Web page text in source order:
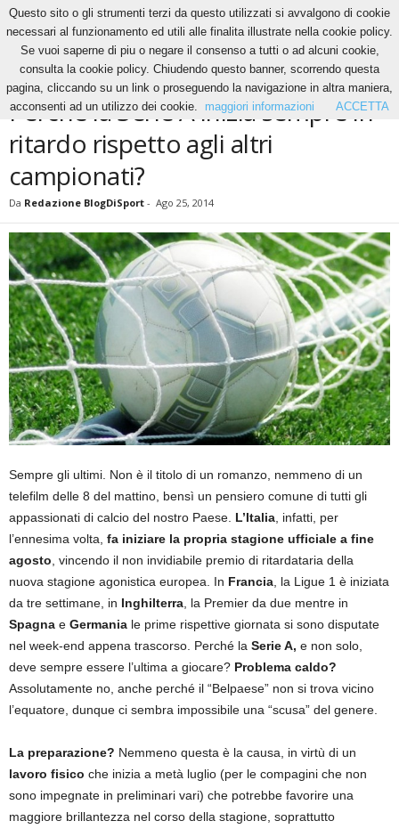
News Perchè la Serie A inizia sempre in ritardo rispetto agli altri campionati?
NEWS
Perchè la Serie A inizia sempre in
ritardo rispetto agli altri
campionati?
Da Redazione BlogDiSport - Ago 25, 2014
Sempre gli ultimi. Non è il titolo di un romanzo, nemmeno di un
telefilm delle 8 del mattino, bensì un pensiero comune di tutti gli
appassionati di calcio del nostro Paese. L’Italia , infatti, per
l’ennesima volta, fa iniziare la propria stagione ufficiale a fine
agosto , vincendo il non invidiabile premio di ritardataria della
nuova stagione agonistica europea. In Francia , la Ligue 1 è iniziata
da tre settimane, in Inghilterra , la Premier da due mentre in
Spagna e Germania le prime rispettive giornata si sono disputate
nel week-end appena trascorso. Perché la Serie A, e non solo,
deve sempre essere l’ultima a giocare? Problema caldo?
Assolutamente no, anche perché il “Belpaese” non si trova vicino
l’equatore, dunque ci sembra impossibile una “scusa” del genere.
La preparazione? Nemmeno questa è la causa, in virtù di un
lavoro fisico che inizia a metà luglio (per le compagini che non
sono impegnate in preliminari vari) che potrebbe favorire una
maggiore brillantezza nel corso della stagione, soprattutto
Questo sito o gli strumenti terzi da questo utilizzati si avvalgono di cookie
necessari al funzionamento ed utili alle finalita illustrate nella cookie policy.
Se vuoi saperne di piu o negare il consenso a tutti o ad alcuni cookie,
consulta la cookie policy. Chiudendo questo banner, scorrendo questa
pagina, cliccando su un link o proseguendo la navigazione in altra maniera,
acconsenti ad un utilizzo dei cookie.
maggiori informazioni ACCETTA